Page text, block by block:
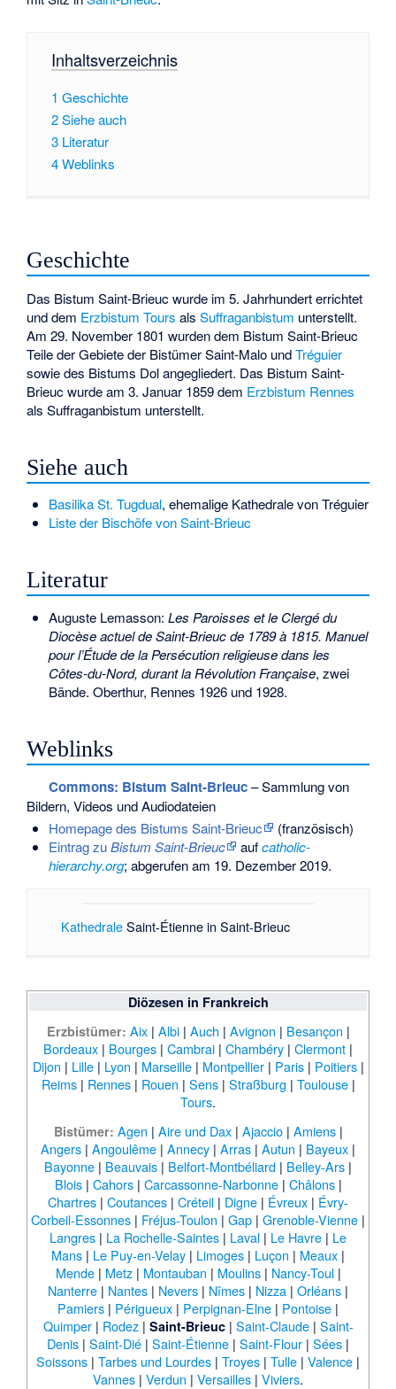
Inhaltsverzeichnis
1 Geschichte
2Siehe auch
3 Literatur
4Weblinks
Geschichte
Das Bistum Saint-Brieuc wurde im 5. Jahrhundert errichtet
und dem Erzbistum Tours alsSuffraganbistum unterstellt.
Am 29. November 1801 wurden dem Bistum Saint-Brieuc
Teile der Gebiete der BistümerSaint-Malo undTréguier
sowie des Bistums Dolangegliedert. Das Bistum Saint-
Brieuc wurde am 3. Januar 1859 dem Erzbistum Rennes
als Suffraganbistum unterstellt.
Siehe auch
Basilika St. Tugdual, ehemalige Kathedrale von Tréguier
Liste der Bischöfe von Saint-Brieuc
Literatur
Auguste Lemasson: Les Paroisses et le Clergé du
Diocèse actuel de Saint-Brieuc de 1789 à 1815. Manuel
pour l’Étude de la Persécution religieuse dans les
Côtes-du-Nord, durant la Révolution Française, zwei
Bände. Oberthur, Rennes 1926 und 1928.
Weblinks
Commons: Bistum Saint-Brieuc– Sammlung von
Bildern, Videos und Audiodateien
Homepage des Bistums Saint-Brieuc
(französisch)
Eintrag zuBistum Saint-Brieuc aufcatholic-
hierarchy.org; abgerufen am 19. Dezember 2019.
KathedraleSaint-Étienne in Saint-Brieuc
Diözesen in Frankreich
Erzbistümer: Aix| Albi| Auch | Avignon | Besançon |
Bordeaux | Bourges | Cambrai | Chambéry | Clermont |
Dijon | Lille| Lyon | Marseille| Montpellier| Paris| Poitiers|
Reims| Rennes| Rouen | Sens| Straßburg | Toulouse|
Tours.
Bistümer: Agen | Aire und Dax| Ajaccio| Amiens|
Angers | Angoulême | Annecy | Arras | Autun | Bayeux |
Bayonne | Beauvais | Belfort-Montbéliard | Belley-Ars |
Blois| Cahors| Carcassonne-Narbonne| Châlons|
Chartres | Coutances | Créteil | Digne | Évreux | Évry-
Corbeil-Essonnes | Fréjus-Toulon | Gap | Grenoble-Vienne |
Langres | La Rochelle-Saintes | Laval | Le Havre | Le
Mans | Le Puy-en-Velay | Limoges | Luçon | Meaux |
Mende| Metz| Montauban | Moulins| Nancy-Toul|
Nanterre | Nantes | Nevers | Nîmes | Nizza | Orléans |
Pamiers | Périgueux | Perpignan-Elne | Pontoise |
Quimper| Rodez| Saint-Brieuc| Saint-Claude| Saint-
Denis | Saint-Dié | Saint-Étienne | Saint-Flour | Sées |
Soissons | Tarbes und Lourdes | Troyes | Tulle | Valence |
Vannes | Verdun | Versailles | Viviers.